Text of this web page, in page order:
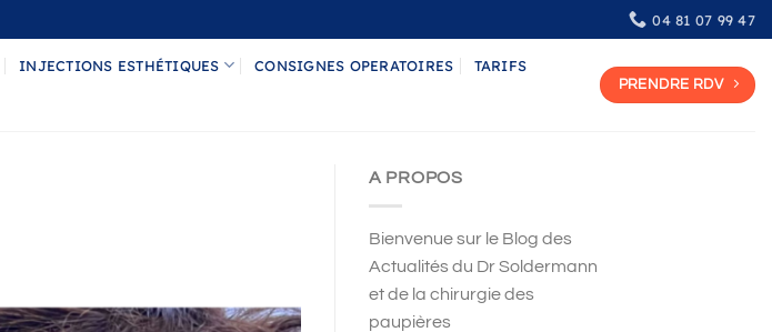
04 81 07 99 47
INJECTIONS ESTHÉTIQUES CONSIGNES OPERATOIRES TARIFS
PRENDRE RDV
A PROPOS
Bienvenue sur le Blog des
Actualités du Dr Soldermann
et de la chirurgie des
paupières